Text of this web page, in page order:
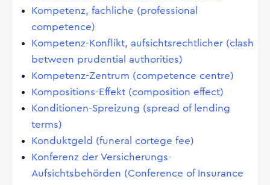
Kompetenz, fachliche (professional
competence)
Kompetenz-Konflikt, aufsichtsrechtlicher (clash
between prudential authorities)
Kompetenz-Zentrum (competence centre)
Kompositions-Effekt (composition effect)
Konditionen-Spreizung (spread of lending
terms)
Konduktgeld (funeral cortege fee)
Konferenz der Versicherungs-
Aufsichtsbehörden (Conference of Insurance